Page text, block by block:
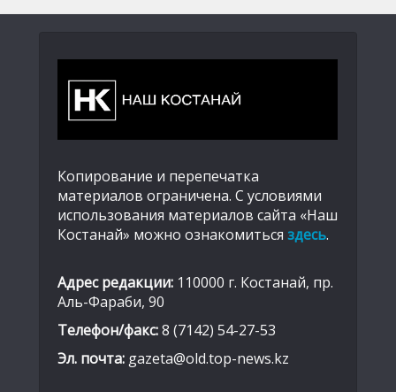
Копирование и перепечатка
материалов ограничена. С условиями
использования материалов сайта «Наш
Костанай» можно ознакомиться здесь.
Адрес редакции: 110000 г. Костанай, пр.
Аль-Фараби, 90
Телефон/факс:8 (7142) 54-27-53
Эл. почта: gazeta@old.top-news.kz